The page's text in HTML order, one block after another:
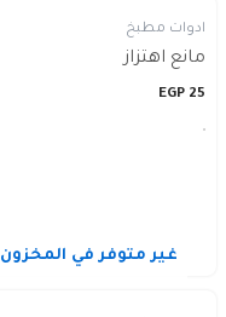
ادوات مطبخ
مانع اهتزاز
25
EGP
غير متوفر في المخزون